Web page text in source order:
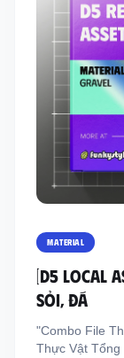
Giải thưởng
F.BLOG
Địa chỉ: 209/
Email:
MATERIAL
[D5 LOCAL
SỎI, ĐÁ
"Combo File
Thực Vật Tổng